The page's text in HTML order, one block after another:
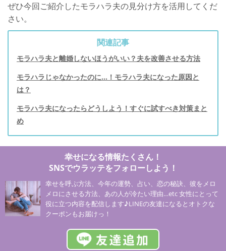
ぜひ今回ご紹介したモラハラ夫の見分け方を活用してくだ
さい。
関連記事
モラハラ夫と離婚しないほうがいい？夫を改善させる方法
モラハラじゃなかったのに…！モラハラ夫になった原因と
は？
モラハラ夫になったらどうしよう！すぐに試すべき対策まと
め
幸せになる情報たくさん！
SNSでウラッテをフォローしよう！
幸せを呼ぶ方法、今年の運勢、占い、恋の秘訣、彼をメロ
メロにさせる方法、あの人が冷たい理由…etc 女性にとって
役に立つ内容を配信します♪LINEの友達になるとオトクな
クーポンもお届けっ！